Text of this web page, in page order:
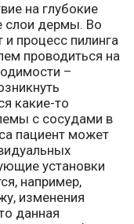
на глубокие
слои дермы. Во
процесс пилинга
проводиться на
–
какие-то
с сосудами в
пациент может
установки
например,
изменения
данная